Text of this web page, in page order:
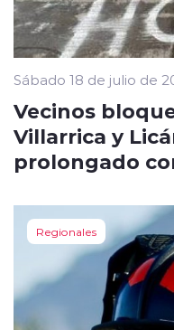
Sábado 18 de julio de
Vecinos
Villarrica y
prolongado
Regionales